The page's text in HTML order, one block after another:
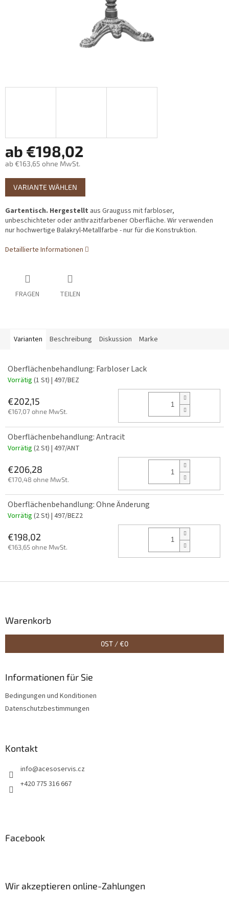
ab €198,02
ab €163,65 ohne MwSt.
Verkaufspreis:
VARIANTE WÄHLEN
Gartentisch. Hergestellt aus Grauguss mit farbloser,
unbeschichteter oder anthrazitfarbener Oberfläche. Wir verwenden
nur hochwertige Balakryl-Metallfarbe - nur für die Konstruktion.
Detaillierte Informationen
FRAGEN TEILEN
Varianten Beschreibung Diskussion Marke
Oberflächenbehandlung: Farbloser Lack
Vorrätig (1 St) | 497/BEZ
€202,15
€167,07 ohne MwSt.
Oberflächenbehandlung: Antracit
Vorrätig (2 St) | 497/ANT
€206,28
€170,48 ohne MwSt.
Oberflächenbehandlung: Ohne Änderung
Vorrätig (2 St) | 497/BEZ2
€198,02
€163,65 ohne MwSt.
Warenkorb
0ST /€0
Informationen für Sie
Bedingungen und Konditionen
Datenschutzbestimmungen
Kontakt
info@acesoservis.cz
+420 775 316 667
Facebook
Wir akzeptieren online-Zahlungen